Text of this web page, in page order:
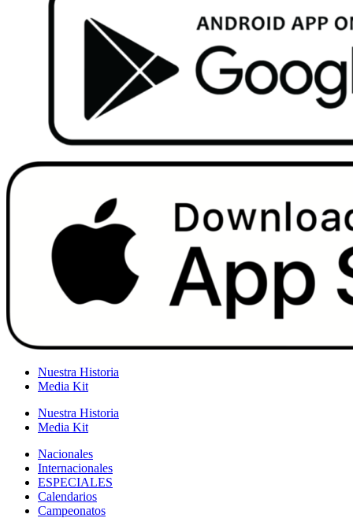
Nuestra Historia
Media Kit
Nuestra Historia
Media Kit
Nacionales
Internacionales
ESPECIALES
Calendarios
Campeonatos